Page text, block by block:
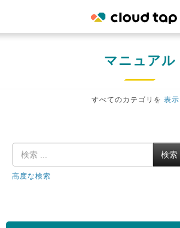
マニュアル
すべてのカテゴリを 表示
検索
高度な検索